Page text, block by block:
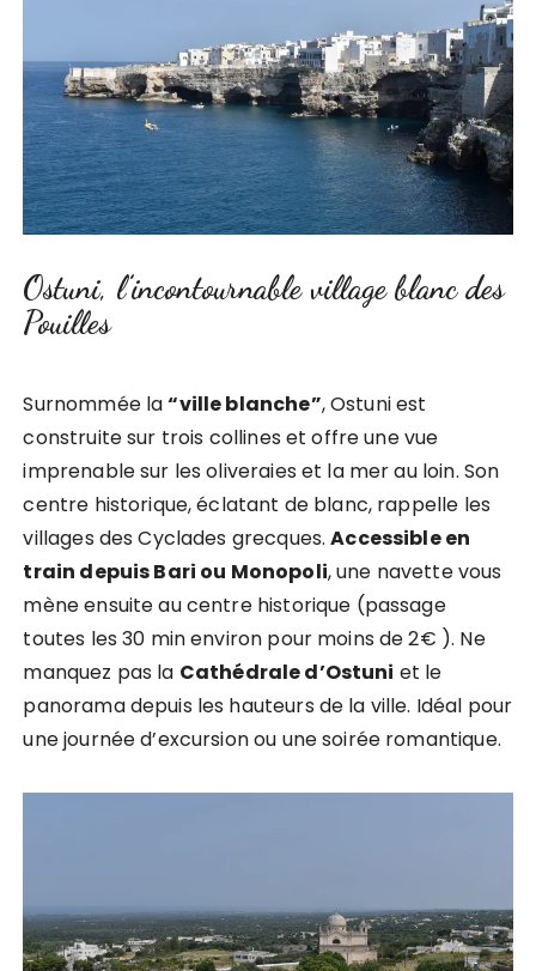
Ostuni, l’incontournable village blanc des
Pouilles
Surnommée la“ville blanche”, Ostuni est
construite sur trois collines et offre une vue
imprenable sur les oliveraies et la mer au loin. Son
centre historique, éclatant de blanc, rappelle les
villages des Cyclades grecques.Accessible en
train depuis Bari ou Monopoli, une navette vous
mène ensuite au centre historique (passage
toutes les 30 min environ pour moins de 2€ ). Ne
manquez pas la Cathédrale d’Ostuni et le
panorama depuis les hauteurs de la ville. Idéal pour
une journée d’excursion ou une soirée romantique.